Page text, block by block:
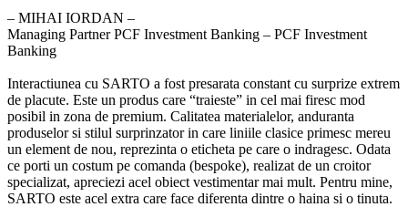
‒ MIHAI IORDAN –
Managing Partner PCF Investment Banking – PCF Investment
Banking
Interactiunea cu SARTO a fost presarata constant cu surprize extrem
de placute. Este un produs care “traieste” in cel mai firesc mod
posibil in zona de premium. Calitatea materialelor, anduranta
produselor si stilul surprinzator in care liniile clasice primesc mereu
un element de nou, reprezinta o eticheta pe care o indragesc. Odata
ce porti un costum pe comanda (bespoke), realizat de un croitor
specializat, apreciezi acel obiect vestimentar mai mult. Pentru mine,
SARTO este acel extra care face diferenta dintre o haina si o tinuta.